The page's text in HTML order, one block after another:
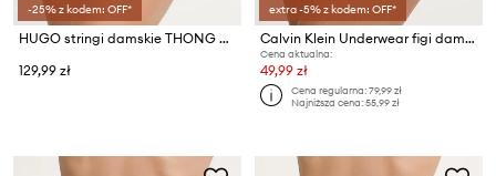
-25% z kodem: OFF*
HUGO stringi damskie THONG UNIQUE
129,99 zł
extra -5% z kodem: OFF*
Calvin Klein Underwear figi damskie
Cena aktualna:
49,99 zł
Cena regularna:79,99 zł
Najniższa cena:55,99 zł